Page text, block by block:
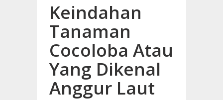
Keindahan
Tanaman
Cocoloba Atau
Yang Dikenal
Anggur Laut